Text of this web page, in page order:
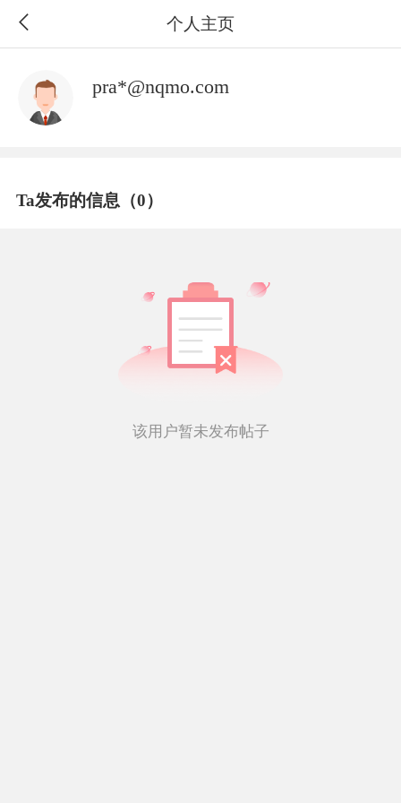
pra*@nqmo.com
Ta发布的信息（0）
该用户暂未发布帖子
个人主页